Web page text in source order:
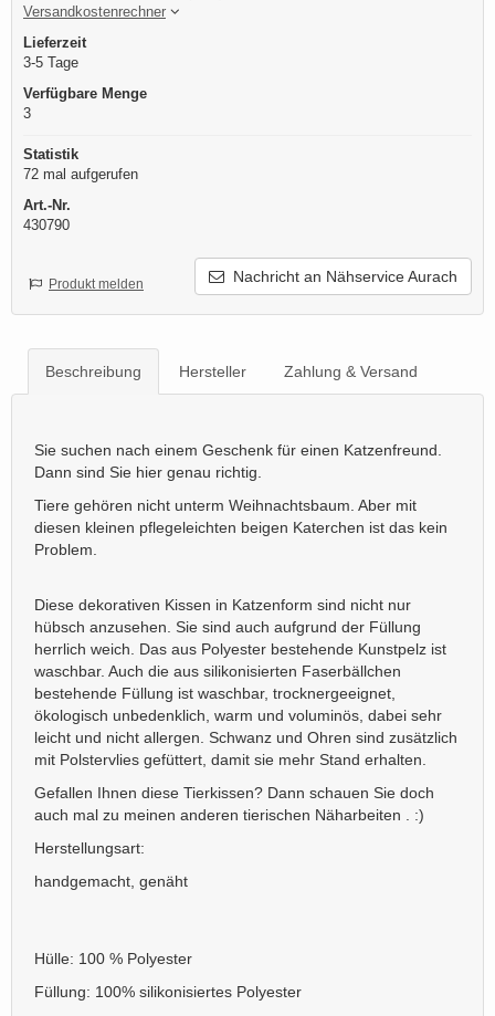
Versandkostenrechner
Lieferzeit
3-5 Tage
Verfügbare Menge
3
Statistik
72 mal aufgerufen
Art.-Nr.
430790
Nachricht an Nähservice Aurach
Produkt melden
Beschreibung Hersteller Zahlung & Versand
Sie suchen nach einem Geschenk für einen Katzenfreund.
Dann sind Sie hier genau richtig.
Tiere gehören nicht unterm Weihnachtsbaum. Aber mit
diesen kleinen pflegeleichten beigen Katerchen ist das kein
Problem.
Diese dekorativen Kissen in Katzenform sind nicht nur
hübsch anzusehen. Sie sind auch aufgrund der Füllung
herrlich weich. Das aus Polyester bestehende Kunstpelz ist
waschbar. Auch die aus silikonisierten Faserbällchen
bestehende Füllung ist waschbar, trocknergeeignet,
ökologisch unbedenklich, warm und voluminös, dabei sehr
leicht und nicht allergen. Schwanz und Ohren sind zusätzlich
mit Polstervlies gefüttert, damit sie mehr Stand erhalten.
Gefallen Ihnen diese Tierkissen? Dann schauen Sie doch
auch mal zu meinen anderen tierischen Näharbeiten . :)
Herstellungsart:
handgemacht, genäht
Hülle: 100 % Polyester
Füllung: 100% silikonisiertes Polyester